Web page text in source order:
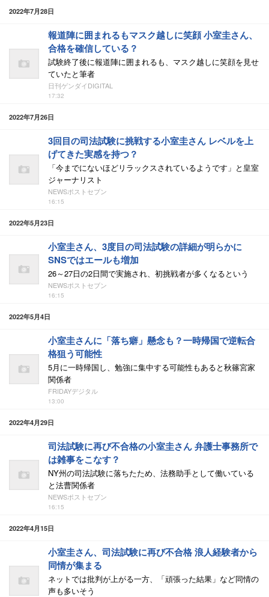
2022年7月28日
報道陣に囲まれるもマスク越しに笑顔 小室圭さん、
合格を確信している？
試験終了後に報道陣に囲まれるも、マスク越しに笑顔を見せ
ていたと筆者
日刊ゲンダイDIGITAL
17:32
2022年7月26日
3回目の司法試験に挑戦する小室圭さん レベルを上
げてきた実感を持つ？
「今までにないほどリラックスされているようです」と皇室
ジャーナリスト
NEWSポストセブン
16:15
2022年5月23日
小室圭さん、3度目の司法試験の詳細が明らかに
SNSではエールも増加
26～27日の2日間で実施され、初挑戦者が多くなるという
NEWSポストセブン
16:15
2022年5月4日
小室圭さんに「落ち癖」懸念も？一時帰国で逆転合
格狙う可能性
5月に一時帰国し、勉強に集中する可能性もあると秋篠宮家
関係者
FRIDAYデジタル
13:00
2022年4月29日
司法試験に再び不合格の小室圭さん 弁護士事務所で
は雑事をこなす？
NY州の司法試験に落ちたため、法務助手として働いている
と法曹関係者
NEWSポストセブン
16:15
2022年4月15日
小室圭さん、司法試験に再び不合格 浪人経験者から
同情が集まる
ネットでは批判が上がる一方、「頑張った結果」など同情の
声も多いそう